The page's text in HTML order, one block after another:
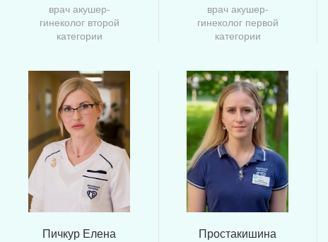
врач акушер-
гинеколог второй
категории
врач акушер-
гинеколог первой
категории
Пичкур Елена
Простакишина